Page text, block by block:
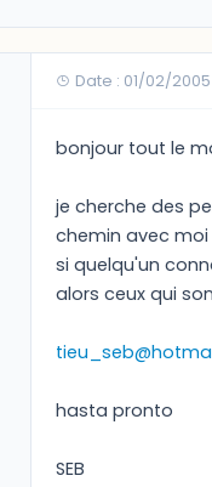
Date : 01/02/
bonjour tout le
je cherche des
chemin avec moi
si quelqu'un
alors ceux qui
hasta pronto
SEB